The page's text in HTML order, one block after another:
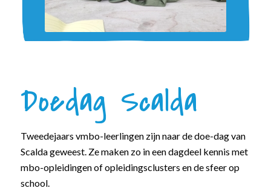
Doedag Scalda
Tweedejaars vmbo-leerlingen zijn naar de doe-dag van
Scalda geweest. Ze maken zo in een dagdeel kennis met
mbo-opleidingen of opleidingsclusters en de sfeer op
school.